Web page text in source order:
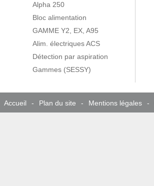
Alpha 250
Bloc alimentation
GAMME Y2, EX, A95
Alim. électriques ACS
Détection par aspiration
Gammes (SESSY)
Accueil - Plan du site - Mentions légales -